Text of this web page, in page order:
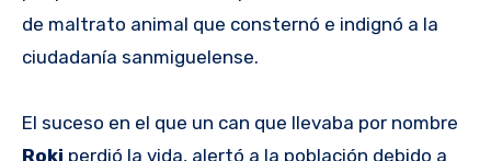
de maltrato animal que consternó e indignó a la
ciudadanía sanmiguelense.
El suceso en el que un can que llevaba por nombre
Roki perdió la vida, alertó a la población debido a